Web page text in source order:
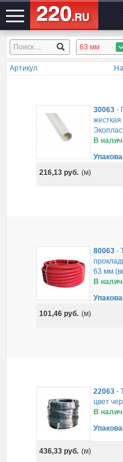
ЭЛЕКТРОСАЙТ№1 63 мм
Артикул
30063 -
В
216,13руб. (м)
80063 -
63 мм
В
101,46руб. (м)
22063 -
цвет
В
436,33руб. (м)